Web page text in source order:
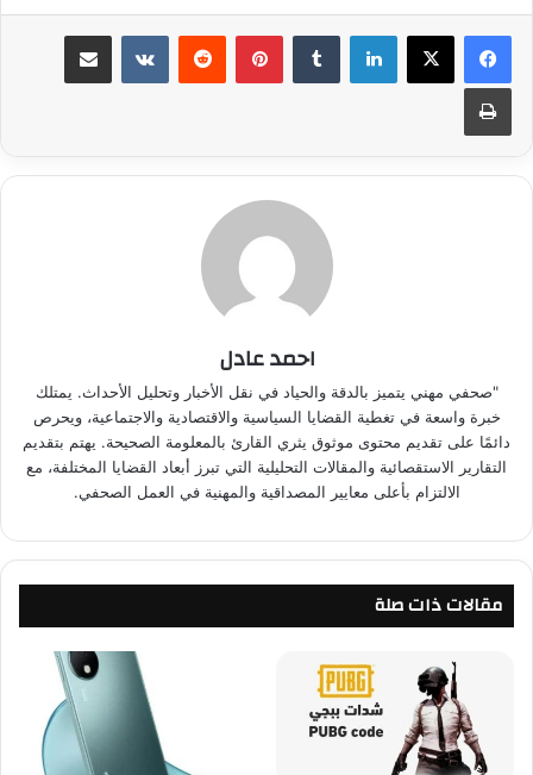
لينكدإن بينتيريست مشاركة عبر البريد
طباعة
احمد عادل
"صحفي مهني يتميز بالدقة والحياد في نقل الأخبار وتحليل الأحداث. يمتلك
خبرة واسعة في تغطية القضايا السياسية والاقتصادية والاجتماعية، ويحرص
دائمًا على تقديم محتوى موثوق يثري القارئ بالمعلومة الصحيحة. يهتم بتقديم
التقارير الاستقصائية والمقالات التحليلية التي تبرز أبعاد القضايا المختلفة، مع
الالتزام بأعلى معايير المصداقية والمهنية في العمل الصحفي.
مقالات ذات صلة